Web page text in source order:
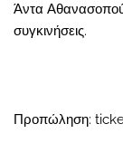
Άντα
συγκινήσεις.
Προπώληση: